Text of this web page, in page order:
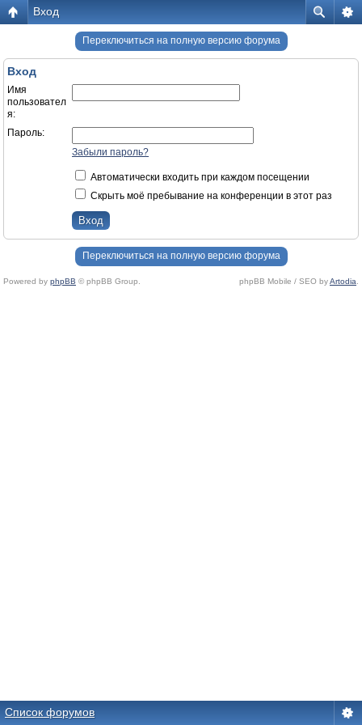
Вход
Переключиться на полную версию форума
Вход
Имя
пользовател
я:
Пароль:
Забыли пароль?
Автоматически входить при каждом посещении
Скрыть моё пребывание на конференции в этот раз
Переключиться на полную версию форума
Powered by phpBB © phpBB Group. phpBB Mobile / SEO byArtodia
Список форумов